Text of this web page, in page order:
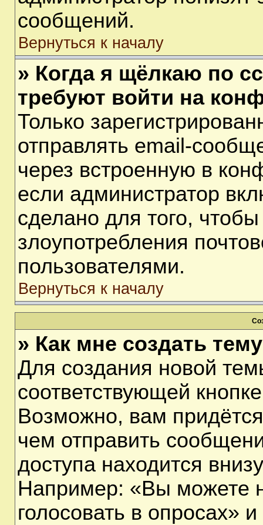
сообщений.
Вернуться к началу
» Когда я щёлкаю по
требуют войти на
Только
отправлять email-
через встроенную в
если администратор
сделано для того,
злоупотребления
пользователями.
Вернуться к началу
» Как мне создать
Для создания новой
соответствующей
Возможно, вам
чем отправить
доступа находится
Например: «Вы можете
голосовать в опросах» и